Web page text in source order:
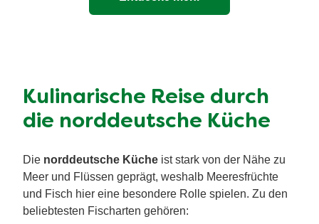
Kulinarische Reise durch
die norddeutsche Küche
Die norddeutsche Küche ist stark von der Nähe zu
Meer und Flüssen geprägt, weshalb Meeresfrüchte
und Fisch hier eine besondere Rolle spielen. Zu den
beliebtesten Fischarten gehören: